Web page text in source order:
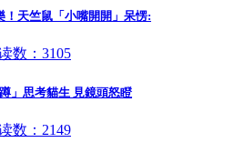
！天竺鼠「小嘴開開」呆愣:
数：3105
」思考貓生 見鏡頭怒瞪
数：2149